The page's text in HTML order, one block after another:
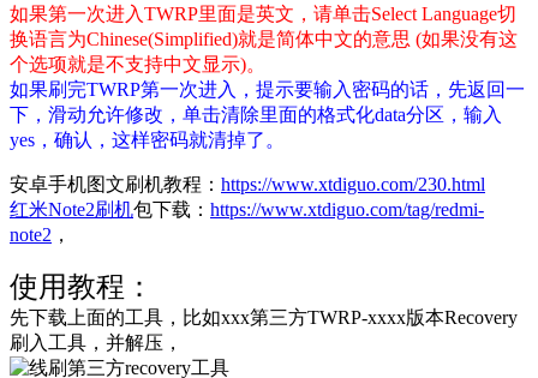
如果第一次进入TWRP里面是英文，请单击Select Language切
换语言为Chinese(Simplified)就是简体中文的意思 (如果没有这
个选项就是不支持中文显示)。
如果刷完TWRP第一次进入，提示要输入密码的话，先返回一
下，滑动允许修改，单击清除里面的格式化data分区，输入
yes，确认，这样密码就清掉了。
安卓手机图文刷机教程： https://www.xtdiguo.com/230.html
红米Note2刷机包下载： https://www.xtdiguo.com/tag/redmi-
note2 ，
使用教程：
先下载上面的工具，比如xxx第三方TWRP-xxxx版本Recovery
刷入工具，并解压，